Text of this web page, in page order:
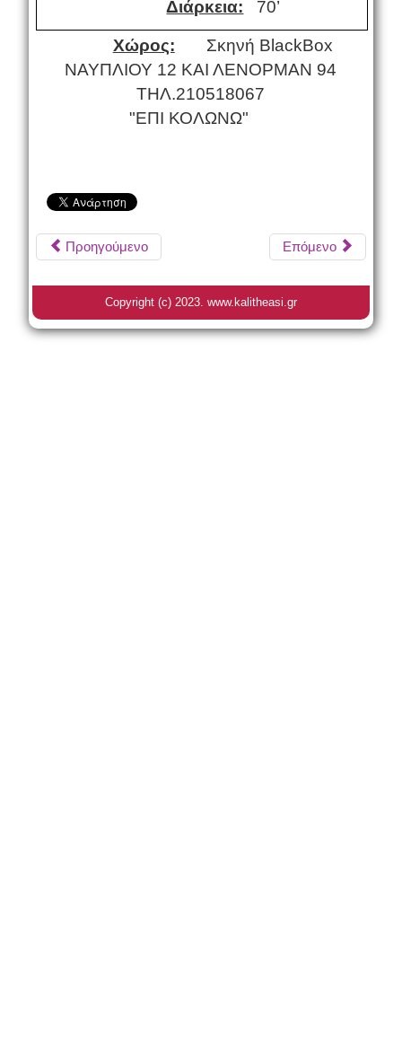
Διάρκεια: 70’
Χώρος: Σκηνή BlackBox
ΝΑΥΠΛΙΟΥ 12 ΚΑΙ ΛΕΝΟΡΜΑΝ 94
ΤΗΛ.210518067
"EΠΙ ΚΟΛΩΝΩ"
Προηγούμενο Επόμενο
Copyright (c) 2023. www.kalitheasi.gr